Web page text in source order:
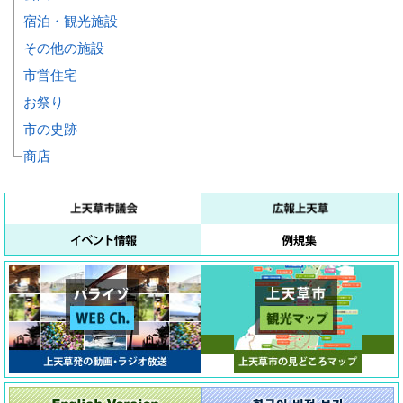
宿泊・観光施設
その他の施設
市営住宅
お祭り
市の史跡
商店